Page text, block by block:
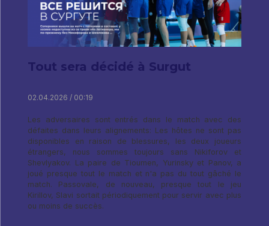
Tout sera décidé à Surgut
02.04.2026 / 00:19
Les adversaires sont entrés dans le match avec des
défaites dans leurs alignements: Les hôtes ne sont pas
disponibles en raison de blessures, les deux joueurs
étrangers, nous sommes toujours sans Nikiforov et
Shevlyakov. La paire de Tioumen, Yurinsky et Panov, a
joué presque tout le match et n'a pas du tout gâché le
match. Passovale, de nouveau, presque tout le jeu
Kirillov, Slavi sortait périodiquement pour servir avec plus
ou moins de succès.